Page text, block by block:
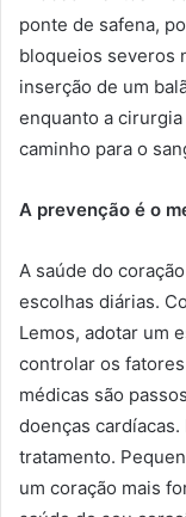
ponte de safena,
bloqueios severos
inserção de um
enquanto a
caminho para o
A prevenção é o
A saúde do
escolhas diárias.
Lemos, adotar um
controlar os
médicas são
doenças
tratamento.
um coração mais